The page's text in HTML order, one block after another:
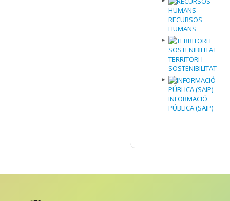
RECURSOS
HUMANS
TERRITORI I
SOSTENIBILITAT
INFORMACIÓ
PÚBLICA (SAIP)